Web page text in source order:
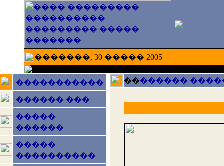
�������, 30 ����� 2005
�����������
������ ���
�����
������
�����
����������
��������